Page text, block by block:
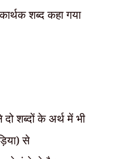
शब्द कहा गया
शब्दों के अर्थ में भी
से